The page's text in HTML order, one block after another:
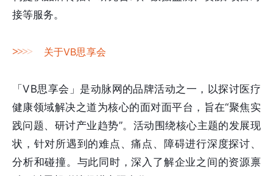
接等服务。
>>>> 关于VB思享会
「VB思享会」是动脉网的品牌活动之一，以探讨医疗
健康领域解决之道为核心的面对面平台，旨在“聚焦实
践问题、研讨产业趋势”。活动围绕核心主题的发展现
状，针对所遇到的难点、痛点、障碍进行深度探讨、
分析和碰撞。与此同时，深入了解企业之间的资源禀